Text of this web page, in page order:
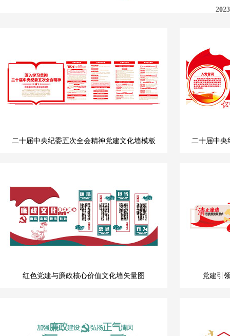
二十届中央纪委五次全会精神党建文化墙模板 二十届中央
红色党建与廉政核心价值文化墙矢量图 党建引